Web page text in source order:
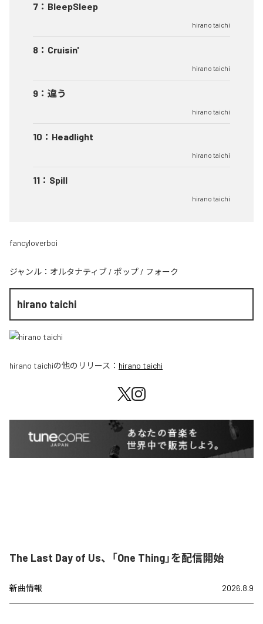
7 ： BleepSleep
hirano taichi
8 ： Cruisin'
hirano taichi
9 ： 違う
hirano taichi
10 ： Headlight
hirano taichi
11 ： Spill
hirano taichi
fancyloverboi
ジャンル： オルタナティブ / ポップ / フォーク
hirano taichi
hirano taichiの他のリリース： hirano taichi
The Last Day of Us、「One Thing」を配信開始
新曲情報 2026.8.9